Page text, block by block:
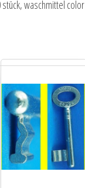
waschmittel color